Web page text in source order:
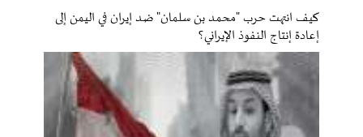
كيف انتهت حرب "محمد بن سلمان" ضد إيران في اليمن إلى
إعادة إنتاج النفوذ الإيراني؟